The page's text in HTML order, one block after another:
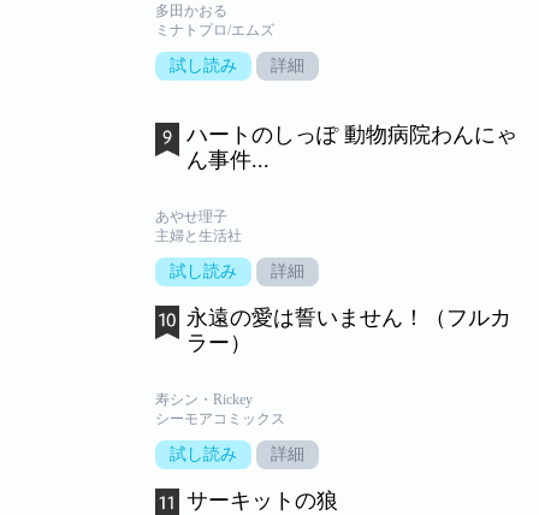
多田かおる
ミナトプロ/エムズ
試し読み 詳細
ハートのしっぽ 動物病院わんにゃ
ん事件...
あやせ理子
主婦と生活社
試し読み 詳細
永遠の愛は誓いません！（フルカ
ラー）
寿シン・Rickey
シーモアコミックス
試し読み 詳細
サーキットの狼